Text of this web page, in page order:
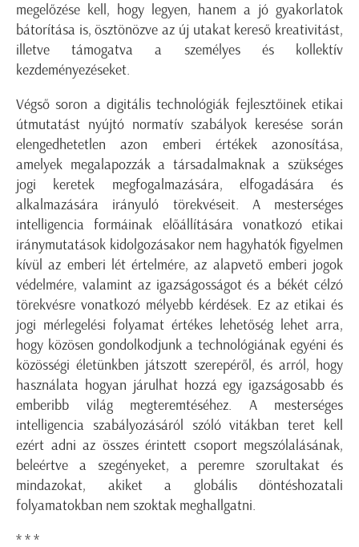
megelőzése kell, hogy legyen, hanem a jó gyakorlatok
bátorítása is, ösztönözve az új utakat kereső kreativitást,
illetve támogatva a személyes és kollektív
kezdeményezéseket.
Végső soron a digitális technológiák fejlesztőinek etikai
útmutatást nyújtó normatív szabályok keresése során
elengedhetetlen azon emberi értékek azonosítása,
amelyek megalapozzák a társadalmaknak a szükséges
jogi keretek megfogalmazására, elfogadására és
alkalmazására irányuló törekvéseit. A mesterséges
intelligencia formáinak előállítására vonatkozó etikai
iránymutatások kidolgozásakor nem hagyhatók figyelmen
kívül az emberi lét értelmére, az alapvető emberi jogok
védelmére, valamint az igazságosságot és a békét célzó
törekvésre vonatkozó mélyebb kérdések. Ez az etikai és
jogi mérlegelési folyamat értékes lehetőség lehet arra,
hogy közösen gondolkodjunk a technológiának egyéni és
közösségi életünkben játszott szerepéről, és arról, hogy
használata hogyan járulhat hozzá egy igazságosabb és
emberibb világ megteremtéséhez. A mesterséges
intelligencia szabályozásáról szóló vitákban teret kell
ezért adni az összes érintett csoport megszólalásának,
beleértve a szegényeket, a peremre szorultakat és
mindazokat, akiket a globális döntéshozatali
folyamatokban nem szoktak meghallgatni.
* * *